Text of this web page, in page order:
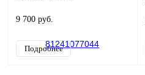
9 700 руб.
Подробнее